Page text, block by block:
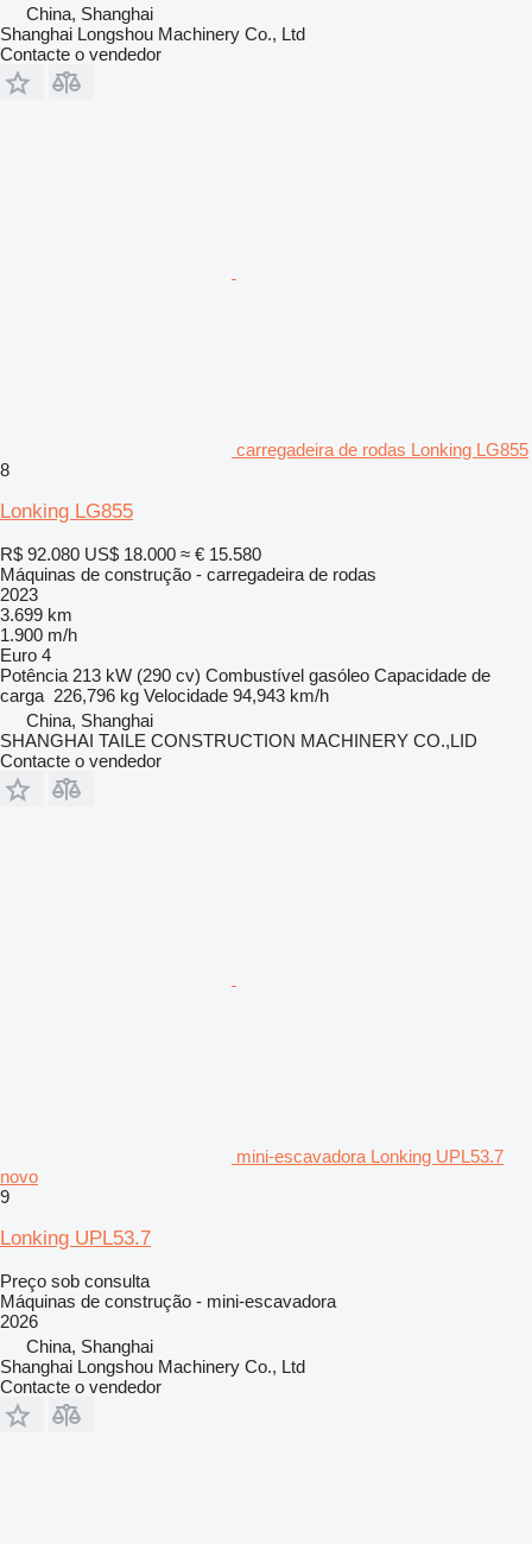
China, Shanghai
Shanghai Longshou Machinery Co., Ltd
Contacte o vendedor
carregadeira de rodas Lonking LG855
8
Lonking LG855
R$ 92.080 US$ 18.000 ≈ € 15.580
Máquinas de construção - carregadeira de rodas
2023
3.699 km
1.900 m/h
Euro 4
Potência 213 kW (290 cv) Combustível gasóleo Capacidade de
carga 226,796 kg Velocidade 94,943 km/h
China, Shanghai
SHANGHAI TAILE CONSTRUCTION MACHINERY CO.,LID
Contacte o vendedor
mini-escavadora Lonking UPL53.7
novo
9
Lonking UPL53.7
Preço sob consulta
Máquinas de construção - mini-escavadora
2026
China, Shanghai
Shanghai Longshou Machinery Co., Ltd
Contacte o vendedor